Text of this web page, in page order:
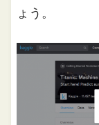
ょう。